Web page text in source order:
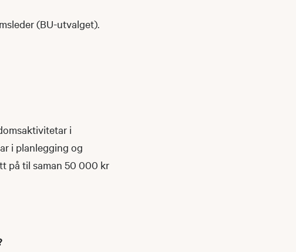
(BU-utvalget).
i
i planlegging og
på til saman 50 000 kr